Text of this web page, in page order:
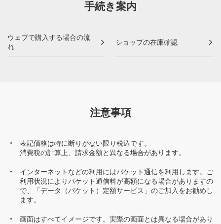
手続き案内
ウェブで購入する場合の流
れ
ショップの在庫確認
注意事項
表記価格は特に断りがない限り税込です。
消費税の計算上、請求金額と異なる場合があります。
インターネットなどの利用にはパケット通信を利用します。ご
利用状況によりパケット通信料が高額になる場合がありますの
で、「データ（パケット）定額サービス」のご加入をお勧めし
ます。
画面はすべてイメージです。実際の画面とは異なる場合があり